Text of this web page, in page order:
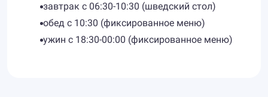
завтрак с 06:30-10:30 (шведский стол)
обед с 10:30 (фиксированное меню)
ужин с 18:30-00:00 (фиксированное меню)